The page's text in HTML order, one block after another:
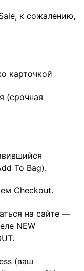
, к сожалению,
карточкой
(срочная
To Bag).
Checkout.
на сайте —
NEW
(ваш